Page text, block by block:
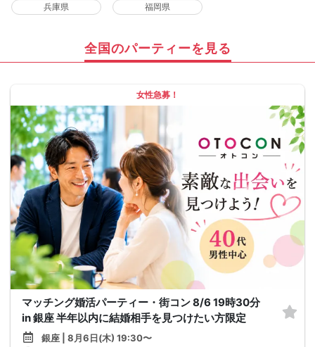
兵庫県 福岡県
全国のパーティーを見る
女性急募！
マッチング婚活パーティー・街コン 8/6 19時30分
in 銀座 半年以内に結婚相手を見つけたい方限定
銀座 | 8月6日(木) 19:30〜